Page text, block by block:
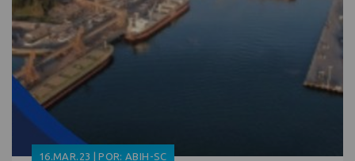
16.MAR.23 | POR: ABIH-SC